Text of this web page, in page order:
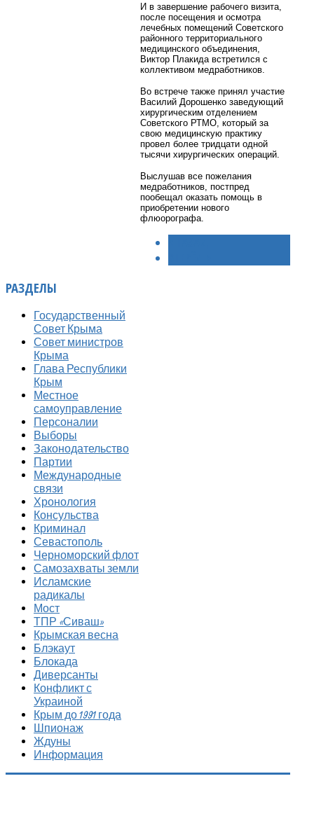
И в завершение рабочего визита,
после посещения и осмотра
лечебных помещений Советского
районного территориального
медицинского объединения,
Виктор Плакида встретился с
коллективом медработников.
Во встрече также принял участие
Василий Дорошенко заведующий
хирургическим отделением
Советского РТМО, который за
свою медицинскую практику
провел более тридцати одной
тысячи хирургических операций.
Выслушав все пожелания
медработников, постпред
пообещал оказать помощь в
приобретении нового
флюорографа.
РАЗДЕЛЫ
Государственный
Совет Крыма
Совет министров
Крыма
Глава Республики
Крым
Местное
самоуправление
Персоналии
Выборы
Законодательство
Партии
Международные
связи
Хронология
Консульства
Криминал
Севастополь
Черноморский флот
Самозахваты земли
Исламские
радикалы
Мост
ТПР «Сиваш»
Крымская весна
Блэкаут
Блокада
Диверсанты
Конфликт с
Украиной
Крым до 1991 года
Шпионаж
Ждуны
Информация